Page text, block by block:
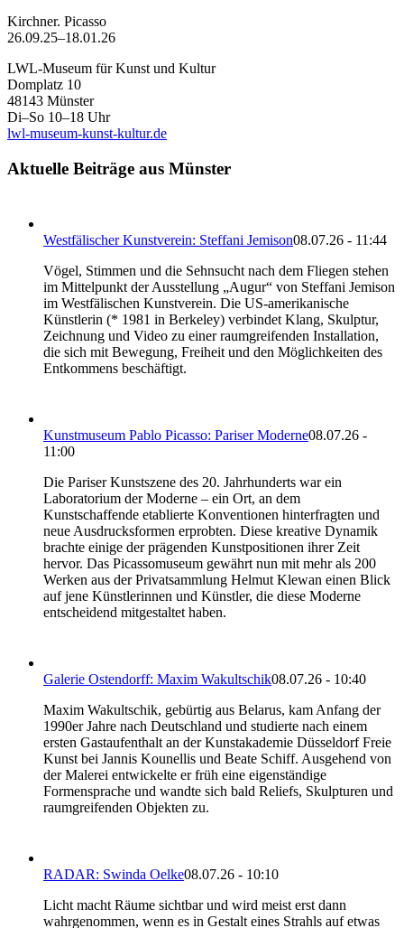
Kirchner. Picasso
26.09.25–18.01.26
LWL-Museum für Kunst und Kultur
Domplatz 10
48143 Münster
Di–So 10–18 Uhr
lwl-museum-kunst-kultur.de
Aktuelle Beiträge aus Münster
Westfälischer Kunstverein: Steffani Jemison08.07.26 - 11:44
Vögel, Stimmen und die Sehnsucht nach dem Fliegen stehen
im Mittelpunkt der Ausstellung „Augur“ von Steffani Jemison
im Westfälischen Kunstverein. Die US-amerikanische
Künstlerin (* 1981 in Berkeley) verbindet Klang, Skulptur,
Zeichnung und Video zu einer raumgreifenden Installation,
die sich mit Bewegung, Freiheit und den Möglichkeiten des
Entkommens beschäftigt.
Kunstmuseum Pablo Picasso: Pariser Moderne08.07.26 -
11:00
Die Pariser Kunstszene des 20. Jahrhunderts war ein
Laboratorium der Moderne – ein Ort, an dem
Kunstschaffende etablierte Konventionen hinterfragten und
neue Ausdrucksformen erprobten. Diese kreative Dynamik
brachte einige der prägenden Kunstpositionen ihrer Zeit
hervor. Das Picassomuseum gewährt nun mit mehr als 200
Werken aus der Privatsammlung Helmut Klewan einen Blick
auf jene Künstlerinnen und Künstler, die diese Moderne
entscheidend mitgestaltet haben.
Galerie Ostendorff: Maxim Wakultschik08.07.26 - 10:40
Maxim Wakultschik, gebürtig aus Belarus, kam Anfang der
1990er Jahre nach Deutschland und studierte nach einem
ersten Gastaufenthalt an der Kunstakademie Düsseldorf Freie
Kunst bei Jannis Kounellis und Beate Schiff. Ausgehend von
der Malerei entwickelte er früh eine eigenständige
Formensprache und wandte sich bald Reliefs, Skulpturen und
raumgreifenden Objekten zu.
RADAR: Swinda Oelke08.07.26 - 10:10
Licht macht Räume sichtbar und wird meist erst dann
wahrgenommen, wenn es in Gestalt eines Strahls auf etwas